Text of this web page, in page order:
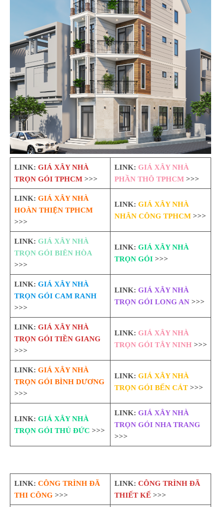
LINK: GIÁ XÂY NHÀ
TRỌN GÓI TPHCM>>>
LINK: GIÁ XÂY NHÀ
PHẦN THÔ TPHCM>>>
LINK: GIÁ XÂY NHÀ
HOÀN THIỆN TPHCM
>>>
LINK: GIÁ XÂY NHÀ
NHÂN CÔNG TPHCM>>>
LINK: GIÁ XÂY NHÀ
TRỌN GÓI BIÊN HÒA
>>>
LINK: GIÁ XÂY NHÀ
TRỌN GÓI>>>
LINK: GIÁ XÂY NHÀ
TRỌN GÓI CAM RANH
>>>
LINK: GIÁ XÂY NHÀ
TRỌN GÓI LONG AN>>>
LINK: GIÁ XÂY NHÀ
TRỌN GÓI TIỀN GIANG
>>>
LINK: GIÁ XÂY NHÀ
TRỌN GÓI TÂY NINH>>>
LINK: GIÁ XÂY NHÀ
TRỌN GÓI BÌNH DƯƠNG
>>>
LINK: GIÁ XÂY NHÀ
TRỌN GÓI BẾN CÁT>>>
LINK: GIÁ XÂY NHÀ
TRỌN GÓI THỦ ĐỨC >>>
LINK: GIÁ XÂY NHÀ
TRỌN GÓI NHA TRANG
>>>
LINK: CÔNG TRÌNH ĐÃ
THI CÔNG>>>
LINK: CÔNG TRÌNH ĐÃ
THIẾT KẾ>>>